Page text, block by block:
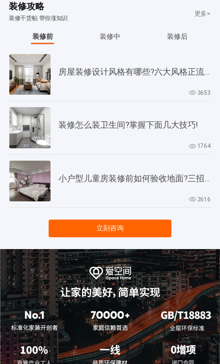
装修攻略
装修干货帖 带你涨知识
更多>
装修前 装修中 装修后
房屋装修设计风格有哪些?六大风格正流行!
3653
装修怎么装卫生间?掌握下面几大技巧!
1764
2616
立刻咨询